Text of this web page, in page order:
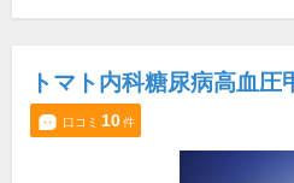
トマト内科糖尿病高血圧
口コミ 10件